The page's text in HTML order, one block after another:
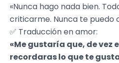
«Nunca hago nada bien.
criticarme. Nunca te puedo
✅ Traducción en amor:
«Me gustaría que, de vez
recordaras lo que te